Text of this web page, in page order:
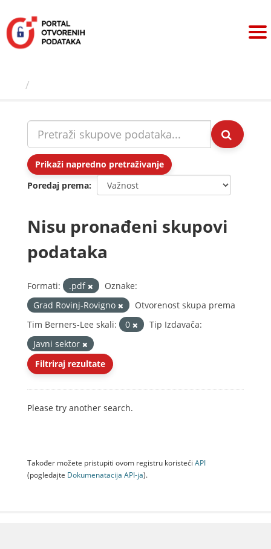
sadržaj
Prikaži napredno pretraživanje
Poredaj prema
Nisu pronađeni skupovi
podataka
Formati: .pdf
Oznake:
Grad Rovinj-Rovigno
Otvorenost skupa prema
Tim Berners-Lee skali:
0
Tip Izdavača:
Javni sektor
Filtriraj rezultate
Please try another search.
Također možete pristupiti ovom registru koristeći API
(pogledajte Dokumenаtаcijа API-jа).